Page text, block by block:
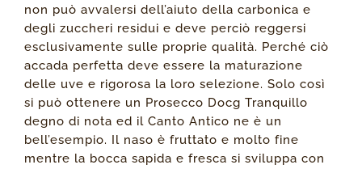
non può avvalersi dell’aiuto della carbonica e
degli zuccheri residui e deve perciò reggersi
esclusivamente sulle proprie qualità. Perché ciò
accada perfetta deve essere la maturazione
delle uve e rigorosa la loro selezione. Solo così
si può ottenere un Prosecco Docg Tranquillo
degno di nota ed il Canto Antico ne è un
bell’esempio. Il naso è fruttato e molto fine
mentre la bocca sapida e fresca si sviluppa con